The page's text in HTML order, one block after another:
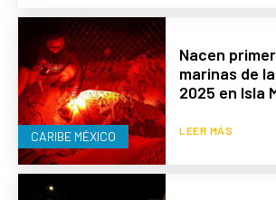
CARIBE MÉXICO
Nacen
marinas de
2025 en Isla
LEER MÁS